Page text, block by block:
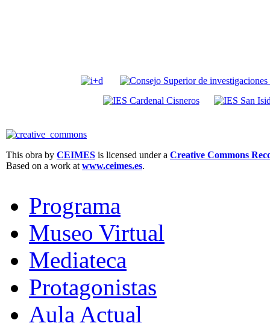
This obra by CEIMES is licensed under a Creative Commons
Based on a work at www.ceimes.es.
Programa
Museo Virtual
Mediateca
Protagonistas
Aula Actual